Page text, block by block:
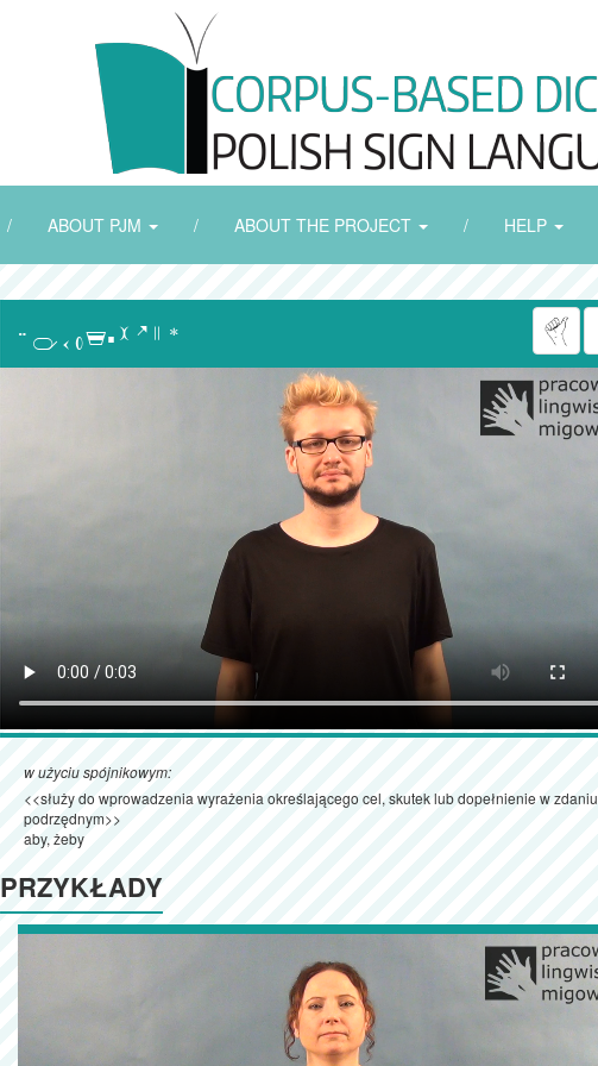
/ ABOUT PJM / ABOUT THE PROJECT / HELP

w użyciu spójnikowym:
<<służy do wprowadzenia wyrażenia określającego cel, skutek lub dopełnienie w zdaniu
podrzędnym>>
aby, żeby
PRZYKŁADY